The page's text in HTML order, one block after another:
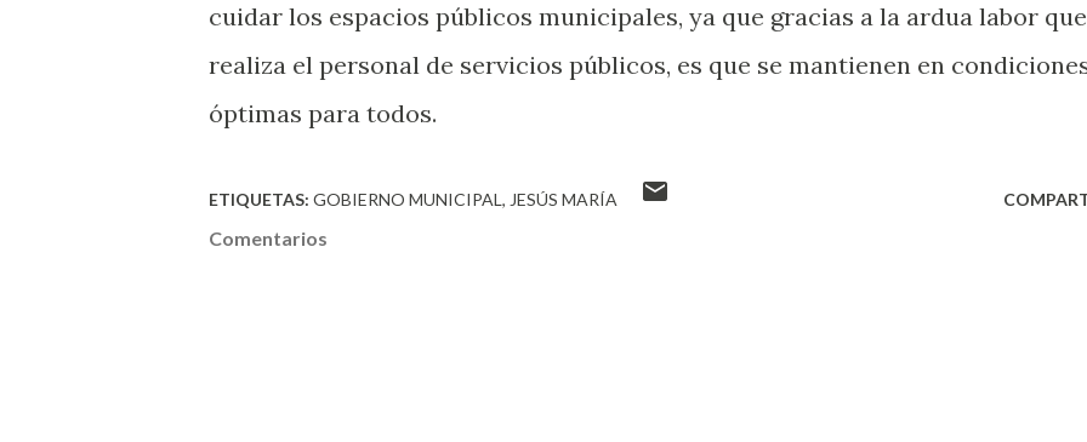
cuidar los espacios públicos municipales, ya que gracias a la ardua labor que
realiza el personal de servicios públicos, es que se mantienen en
óptimas para todos.
ETIQUETAS: GOBIERNO MUNICIPAL JESÚS MARÍA
Comentarios